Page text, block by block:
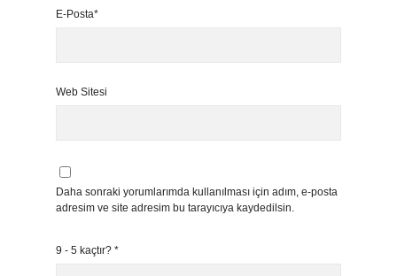
E-Posta*
Web Sitesi
Daha sonraki yorumlarımda kullanılması için adım, e-posta
adresim ve site adresim bu tarayıcıya kaydedilsin.
9 - 5 kaçtır? *